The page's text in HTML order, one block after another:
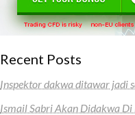
Recent Posts
Inspektor dakwa ditawar jadi
Ismail Sabri Akan Didakwa